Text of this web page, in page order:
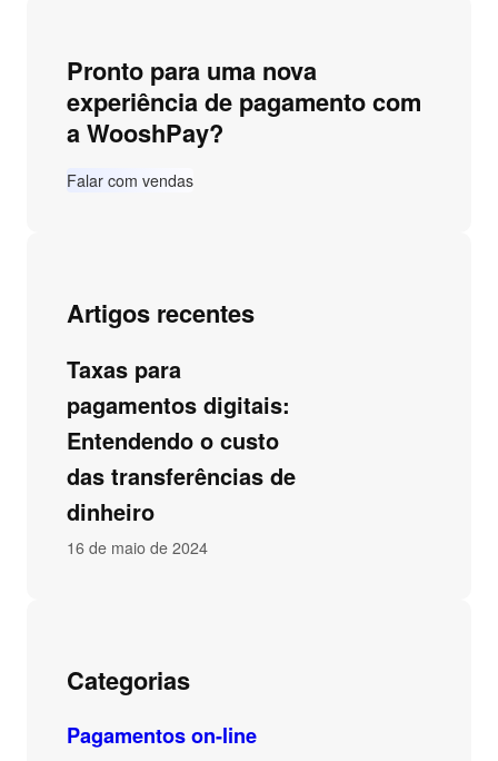
Pronto para uma nova
experiência de pagamento com
a WooshPay?
Falar com vendas
Artigos recentes
Taxas para
pagamentos digitais:
Entendendo o custo
das transferências de
dinheiro
16 de maio de 2024
Categorias
Pagamentos on-line